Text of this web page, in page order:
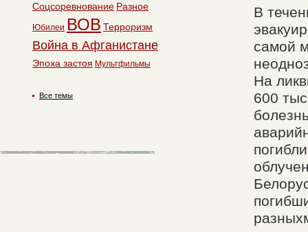
В
самой
На
600
Соцсоревнование Разное
Юбилеи ВОВ Терроризм
Война в Афганистане
Эпоха застоя Мультфильмы
Все темы